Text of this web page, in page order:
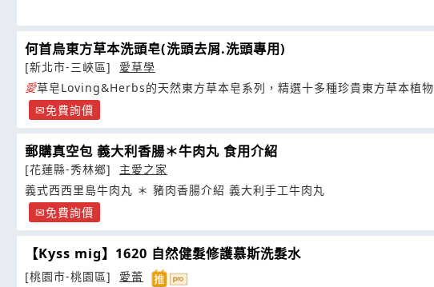
何首烏東方草本洗頭皂(洗頭去屑.洗頭專用)
[新北市-三峽區]
愛草學
愛草皂Loving&Herbs的天然東方草本皂系列，精選十多種珍貴東方草本植物
免費詢價
郵購真空包 義大利香腸＊牛肉丸 食用介紹
[花蓮縣-秀林鄉]
主愛之家
義式西西里島牛肉丸 ＊ 豬肉香腸介紹 義大利手工牛肉丸
免費詢價
【Kyss mig】1620 自然健髮修護慕斯洗髮水
[桃園市-桃園區]
愛蕾